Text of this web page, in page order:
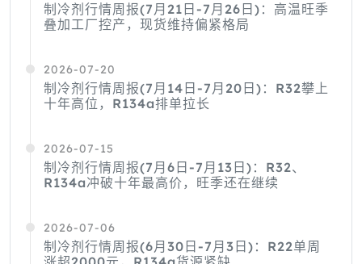
制冷剂行情周报(7月21日-7月26日)：高温旺季
叠加工厂控产，现货维持偏紧格局
2026-07-20
制冷剂行情周报(7月14日-7月20日)：R32攀上
十年高位，R134a排单拉长
2026-07-15
制冷剂行情周报(7月6日-7月13日)：R32、
R134a冲破十年最高价，旺季还在继续
2026-07-06
制冷剂行情周报(6月30日-7月3日)：R22单周